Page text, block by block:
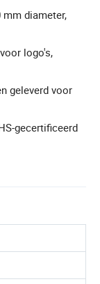
diameter,
logo's,
geleverd voor
gecertificeerd